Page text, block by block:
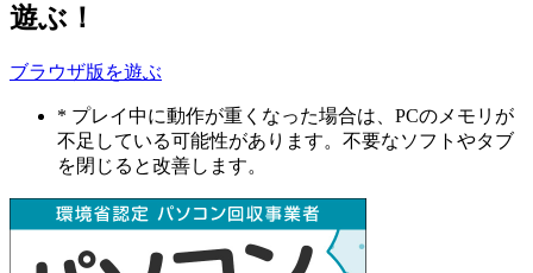
遊ぶ！
ブラウザ版を遊ぶ
* プレイ中に動作が重くなった場合は、PCのメモリが
不足している可能性があります。不要なソフトやタブ
を閉じると改善します。